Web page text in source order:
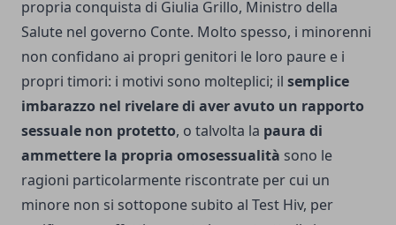
propria conquista di Giulia Grillo, Ministro della
Salute nel governo Conte. Molto spesso, i minorenni
non confidano ai propri genitori le loro paure e i
propri timori: i motivi sono molteplici; il semplice
imbarazzo nel rivelare di aver avuto un rapporto
sessuale non protetto, o talvolta la paura di
ammettere la propria omosessualità sono le
ragioni particolarmente riscontrate per cui un
minore non si sottopone subito al Test Hiv, per